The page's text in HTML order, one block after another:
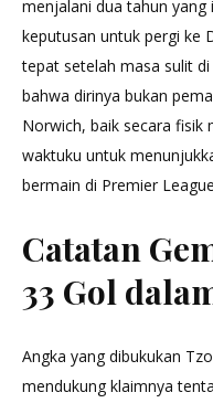
menjalani dua tahun yang
keputusan untuk pergi ke
tepat setelah masa sulit
bahwa dirinya bukan
Norwich, baik secara fisik
waktuku untuk
bermain di Premier
Catatan
33 Gol
Angka yang dibukukan
mendukung klaimnya